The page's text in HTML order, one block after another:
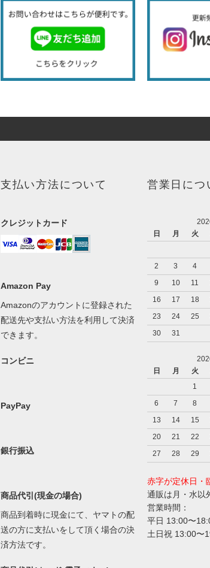
支払い方法について
クレジットカード
Amazon Pay
Amazonのアカウントに登録された
配送先や支払い方法を利用して決済
できます。
コンビニ
PayPay
銀行振込
商品代引(現金の場合)
商品到着時に現金にて、ヤマトの配
送の方に支払いをして頂く場合の決
済方法です。
営業日につ
日
月 火
2
3 4
9
10 11
16
17 18
23
24 25
30
31
日
月 火
1
6
7 8
13
14 15
20
21 22
27
28 29
赤字が定休日・
通販は月・水以
営業時間：
平日 13:00〜
土日祝 13:00〜